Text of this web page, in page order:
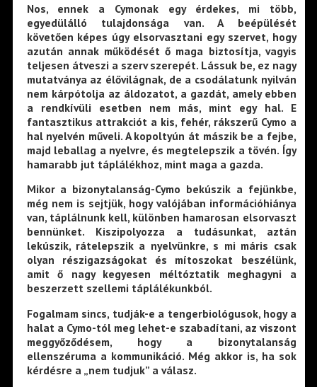
Nos, ennek a Cymonak egy érdekes, mi több,
egyedülálló tulajdonsága van. A beépülését
követően képes úgy elsorvasztani egy szervet, hogy
azután annak működését ő maga biztosítja, vagyis
teljesen átveszi a szerv szerepét. Lássuk be, ez nagy
mutatványa az élővilágnak, de a csodálatunk nyilván
nem kárpótolja az áldozatot, a gazdát, amely ebben
a rendkívüli esetben nem más, mint egy hal. E
fantasztikus attrakciót a kis, fehér, rákszerű Cymo a
hal nyelvén műveli. A kopoltyún át mászik be a fejbe,
majd leballag a nyelvre, és megtelepszik a tövén. Így
hamarabb jut táplálékhoz, mint maga a gazda.
Mikor a bizonytalanság-Cymo bekúszik a fejünkbe,
még nem is sejtjük, hogy valójában információhiánya
van, táplálnunk kell, különben hamarosan elsorvaszt
bennünket. Kiszipolyozza a tudásunkat, aztán
lekúszik, rátelepszik a nyelvünkre, s mi máris csak
olyan részigazságokat és mítoszokat beszélünk,
amit ő nagy kegyesen méltóztatik meghagyni a
beszerzett szellemi táplálékunkból.
Fogalmam sincs, tudják-e a tengerbiológusok, hogy a
halat a Cymo-tól meg lehet-e szabadítani, az viszont
meggyőződésem, hogy a bizonytalanság
ellenszéruma a kommunikáció. Még akkor is, ha sok
kérdésre a „nem tudjuk” a válasz.